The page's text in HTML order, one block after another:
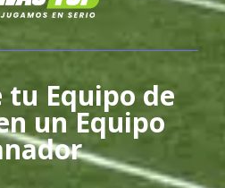
Equipo de
un Equipo